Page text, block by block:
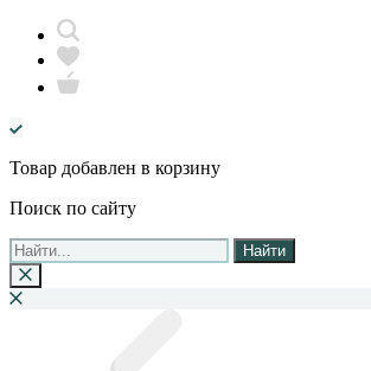
Товар добавлен в корзину
Поиск по сайту
Найти